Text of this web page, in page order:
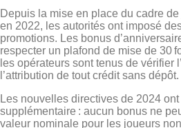
Depuis la mise en place du cadre
en 2022, les autorités ont imposé
promotions. Les bonus
respecter un plafond de mise de 30
les opérateurs sont tenus de vérifier
l’attribution de tout crédit sans dépôt.
Les nouvelles directives de 2024
supplémentaire : aucun bonus ne
valeur nominale pour les joueurs